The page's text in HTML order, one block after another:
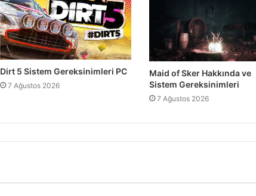
Raft Hakkında ve Sistem
Gereksinimleri
Colony Siege Hakkında ve Sistem
Gereksinimleri PC
Sistem Gereksinimleri
Factorio Hakkında ve Sistem
Dirt 5 Sistem Gereksinimleri PC
7 Ağustos 2026
Maid of Sker Hakkında ve
Sistem Gereksinimleri
7 Ağustos 2026